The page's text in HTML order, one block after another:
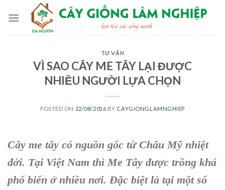
TƯ VẤN
VÌ SAO CÂY ME TÂY LẠI ĐƯỢC
NHIỀU NGƯỜI LỰA CHỌN
POSTED ON 22/08/2016 BY CAYGIONGLAMNGHIEP
Cây me tây có nguồn gốc từChâu Mỹ nhiệt
đới. Tại Việt Nam thì Me Tây được trồng khá
phổ biến ở nhiều nơi. Đặc biệt là tại một số